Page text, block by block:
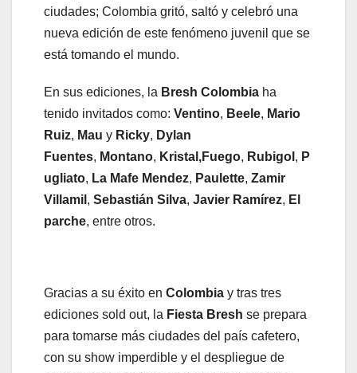
ciudades; Colombia gritó, saltó y celebró una
nueva edición de este fenómeno juvenil que se
está tomando el mundo.
En sus ediciones, la Bresh Colombia ha
tenido invitados como: Ventino, Beele, Mario
Ruiz, Mau y Ricky, Dylan
Fuentes, Montano, Kristal,Fuego, Rubigol , P
ugliato, La Mafe Mendez, Paulette, Zamir
Villamil , Sebastián Silva, Javier Ramírez, El
parche, entre otros.
Gracias a su éxito en Colombia y tras tres
ediciones sold out, la Fiesta Bresh se prepara
para tomarse más ciudades del país cafetero,
con su show imperdible y el despliegue de